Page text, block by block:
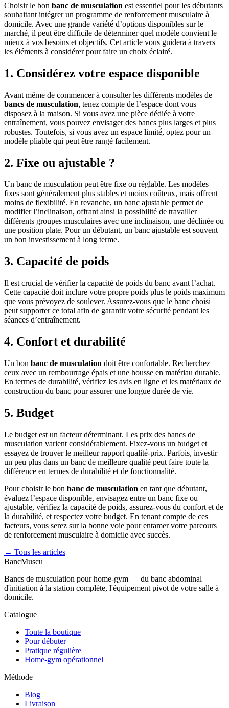
Choisir le bon banc de musculation est essentiel pour les débutants
souhaitant intégrer un programme de renforcement musculaire à
domicile. Avec une grande variété d’options disponibles sur le
marché, il peut être difficile de déterminer quel modèle convient le
mieux à vos besoins et objectifs. Cet article vous guidera à travers
les éléments à considérer pour faire un choix éclairé.
1. Considérez votre espace disponible
Avant même de commencer à consulter les différents modèles de
bancs de musculation, tenez compte de l’espace dont vous
disposez à la maison. Si vous avez une pièce dédiée à votre
entraînement, vous pouvez envisager des bancs plus larges et plus
robustes. Toutefois, si vous avez un espace limité, optez pour un
modèle pliable qui peut être rangé facilement.
2. Fixe ou ajustable ?
Un banc de musculation peut être fixe ou réglable. Les modèles
fixes sont généralement plus stables et moins coûteux, mais offrent
moins de flexibilité. En revanche, un banc ajustable permet de
modifier l’inclinaison, offrant ainsi la possibilité de travailler
différents groupes musculaires avec une inclinaison, une déclinée ou
une position plate. Pour un débutant, un banc ajustable est souvent
un bon investissement à long terme.
3. Capacité de poids
Il est crucial de vérifier la capacité de poids du banc avant l’achat.
Cette capacité doit inclure votre propre poids plus le poids maximum
que vous prévoyez de soulever. Assurez-vous que le banc choisi
peut supporter ce total afin de garantir votre sécurité pendant les
séances d’entraînement.
4. Confort et durabilité
Un bon banc de musculation doit être confortable. Recherchez
ceux avec un rembourrage épais et une housse en matériau durable.
En termes de durabilité, vérifiez les avis en ligne et les matériaux de
construction du banc pour assurer une longue durée de vie.
5. Budget
Le budget est un facteur déterminant. Les prix des bancs de
musculation varient considérablement. Fixez-vous un budget et
essayez de trouver le meilleur rapport qualité-prix. Parfois, investir
un peu plus dans un banc de meilleure qualité peut faire toute la
différence en termes de durabilité et de fonctionnalité.
Pour choisir le bon banc de musculation en tant que débutant,
évaluez l’espace disponible, envisagez entre un banc fixe ou
ajustable, vérifiez la capacité de poids, assurez-vous du confort et de
la durabilité, et respectez votre budget. En tenant compte de ces
facteurs, vous serez sur la bonne voie pour entamer votre parcours
de renforcement musculaire à domicile avec succès.
← Tous les articles
BancMuscu
Bancs de musculation pour home-gym — du banc abdominal
d'initiation à la station complète, l'équipement pivot de votre salle à
domicile.
Catalogue
Toute la boutique
Pour débuter
Pratique régulière
Home-gym opérationnel
Méthode
Blog
Livraison